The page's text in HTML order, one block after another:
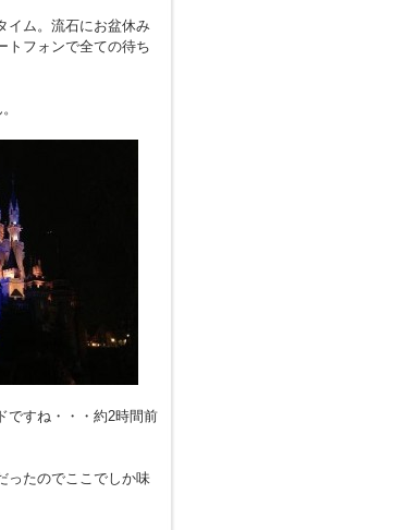
イム。流石にお盆休み
トフォンで全ての待ち
ですね・・・約2時間前
ったのでここでしか味